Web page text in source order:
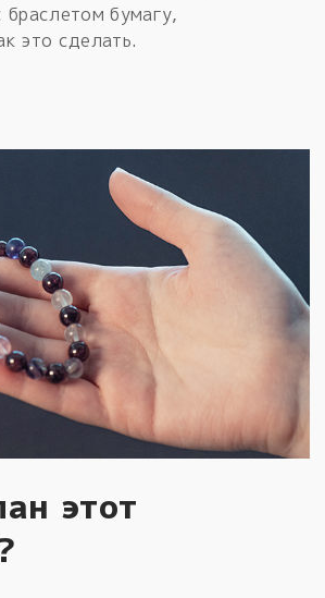
бумагу,
это сделать.
этот